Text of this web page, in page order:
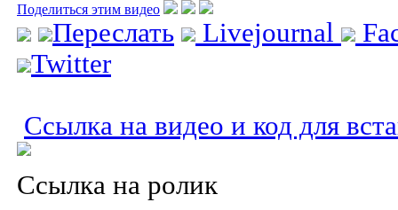
Поделиться этим видео
Переслать Livejournal
Twitter
Ссылка на видео и код для
Ссылка на ролик